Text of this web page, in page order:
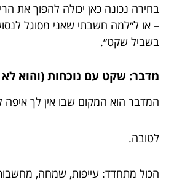
בחירה נכונה כאן יכולה להפוך את
– או ל״למה חשבתי שאני מסוגל
בשביל שקט״.
מדבר: שקט עם נוכחות (והוא
המדבר הוא המקום שבו אין לך
לטובה.
הכול מתחדד: עייפות, שמחה,